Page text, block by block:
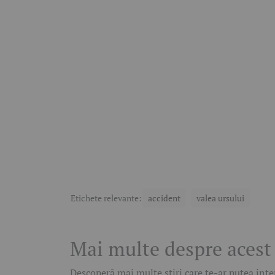
Etichete relevante: accident valea ursului
Mai multe despre